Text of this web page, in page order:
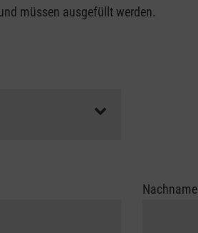
müssen ausgefüllt werden.
Nachname